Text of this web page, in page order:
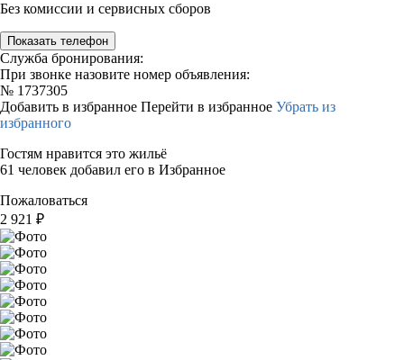
Без комиссии и сервисных сборов
Показать телефон
Служба бронирования:
При звонке назовите номер объявления:
№ 1737305
Добавить в избранное Перейти в избранное Убрать из
избранного
Гостям нравится это жильё
61 человек добавил его в Избранное
Пожаловаться
2 921 ₽